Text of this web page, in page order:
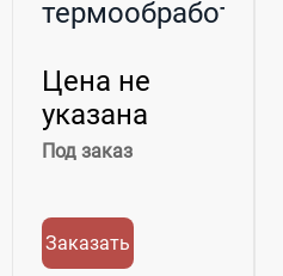
термообработки
Цена не
указана
Под заказ
Заказать